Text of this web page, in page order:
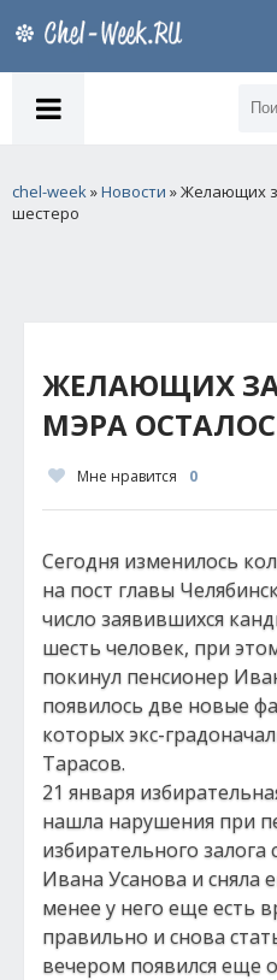
chel-week»Новости » Желающих
шестеро
ЖЕЛАЮЩИХ
МЭРА
Мне нравится 0
Сегодня изменилось
на пост главы
число заявившихся
шесть человек, при
покинул пенсионер
появилось две новые
которых экс-
Тарасов.
21 января
нашла нарушения при
избирательного
Ивана Усанова и сняла
менее у него еще есть
правильно и снова
вечером появился